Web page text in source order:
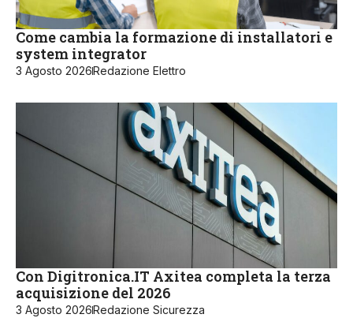
Come cambia la formazione di installatori e
system integrator
3 Agosto 2026Redazione Elettro
Con Digitronica.IT Axitea completa la terza
acquisizione del 2026
3 Agosto 2026Redazione Sicurezza